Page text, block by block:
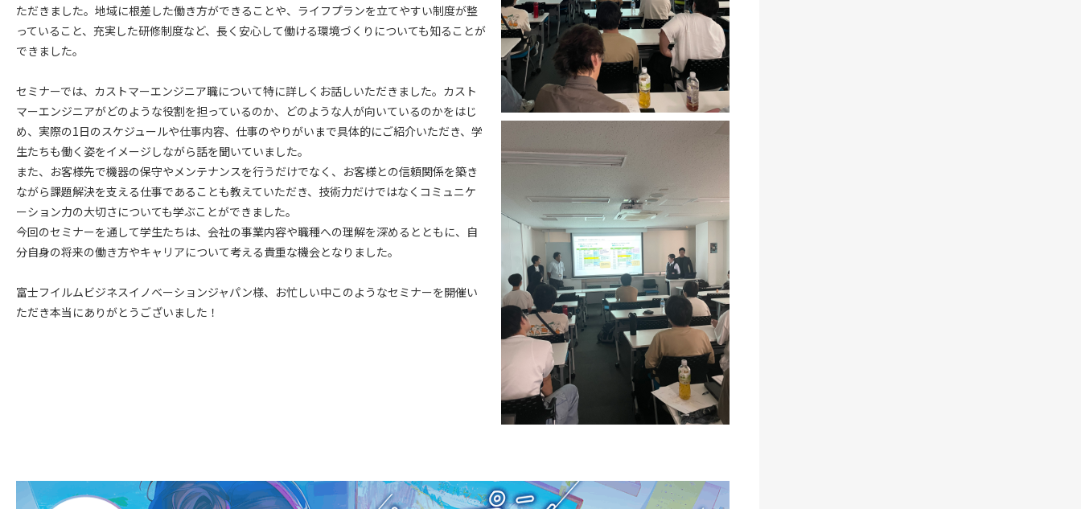
ただきました。地域に根差した働き方ができることや、ライフプランを立てやすい制度が整
っていること、充実した研修制度など、長く安心して働ける環境づくりについても知ることが
できました。
セミナーでは、カストマーエンジニア職について特に詳しくお話しいただきました。カスト
マーエンジニアがどのような役割を担っているのか、どのような人が向いているのかをはじ
め、実際の1日のスケジュールや仕事内容、仕事のやりがいまで具体的にご紹介いただき、学
生たちも働く姿をイメージしながら話を聞いていました。
また、お客様先で機器の保守やメンテナンスを行うだけでなく、お客様との信頼関係を築き
ながら課題解決を支える仕事であることも教えていただき、技術力だけではなくコミュニケ
ーション力の大切さについても学ぶことができました。
今回のセミナーを通して学生たちは、会社の事業内容や職種への理解を深めるとともに、自
分自身の将来の働き方やキャリアについて考える貴重な機会となりました。
富士フイルムビジネスイノベーションジャパン様、お忙しい中このようなセミナーを開催い
ただき本当にありがとうございました！